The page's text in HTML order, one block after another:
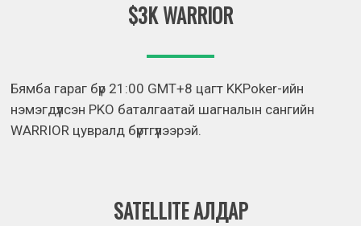
$3K WARRIOR
Бямба гараг бүр 21:00 GMT+8 цагт KKPoker-ийн
нэмэгдүүлсэн PKO баталгаатай шагналын сангийн
WARRIOR цувралд бүртгүүлээрэй.
SATELLITE АЛДАР